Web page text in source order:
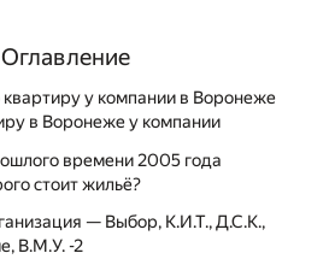
Оглавление
квартиру у компании в Воронеже
в Воронеже у компании
времени 2005 года
стоит жильё?
— Выбор, К.И.Т., Д.С.К.,
В.М.У. -2